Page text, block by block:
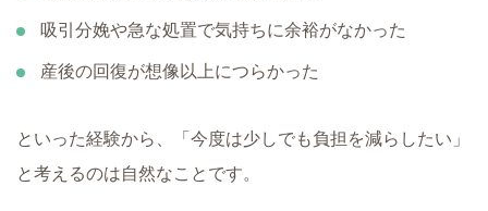
吸引分娩や急な処置で気持ちに余裕がなかった
産後の回復が想像以上につらかった
といった経験から、「今度は少しでも負担を減らしたい」
と考えるのは自然なことです。